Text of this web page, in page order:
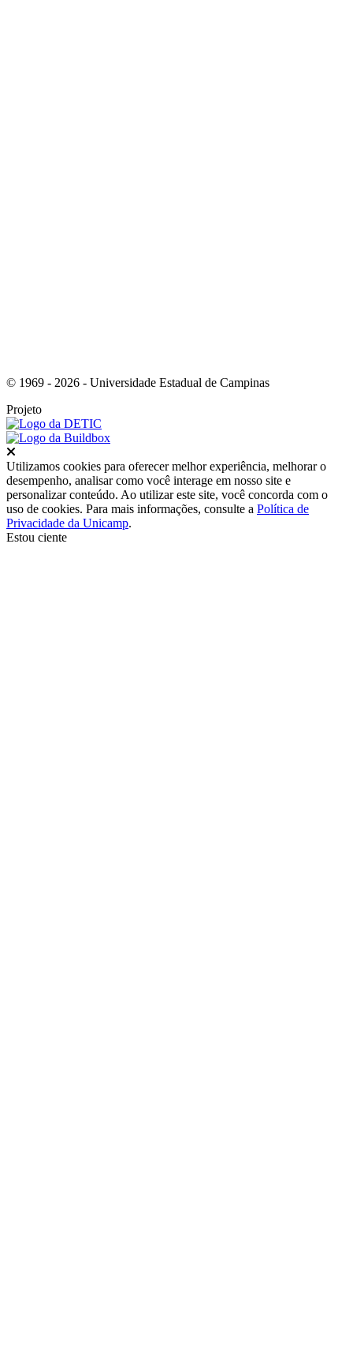
© 1969 - 2026 - Universidade Estadual de Campinas
Projeto
Utilizamos cookies para oferecer melhor experiência, melhorar o
desempenho, analisar como você interage em nosso site e
personalizar conteúdo. Ao utilizar este site, você concorda com o
uso de cookies. Para mais informações, consulte a Política de
Privacidade da Unicamp.
Estou ciente